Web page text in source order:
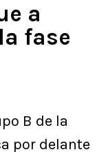
a
fase
B de la
por delante